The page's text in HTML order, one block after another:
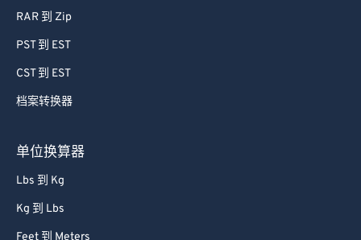
RAR 到 Zip
PST 到 EST
CST 到 EST
档案转换器
单位换算器
Lbs 到 Kg
Kg 到 Lbs
Feet 到 Meters